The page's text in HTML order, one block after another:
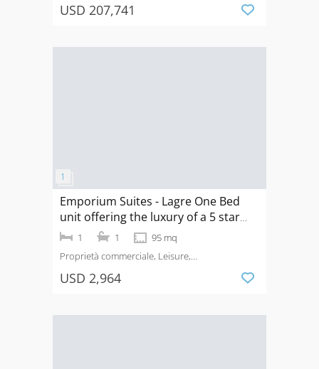
USD 207,741
Emporium Suites - Lagre One Bed
unit offering the luxury of a 5 star
hotel in Phrongphong.
1 1
95 mq
Proprietà commerciale, Leisure,
USD 2,964